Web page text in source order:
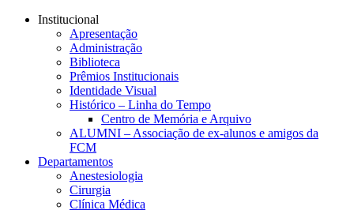
Conteúdo principal
Institucional
Apresentação
Administração
Biblioteca
Prêmios Institucionais
Identidade Visual
Histórico – Linha do Tempo
Centro de Memória e Arquivo
ALUMNI – Associação de ex-alunos e amigos da
FCM
Departamentos
Anestesiologia
Cirurgia
Clínica Médica